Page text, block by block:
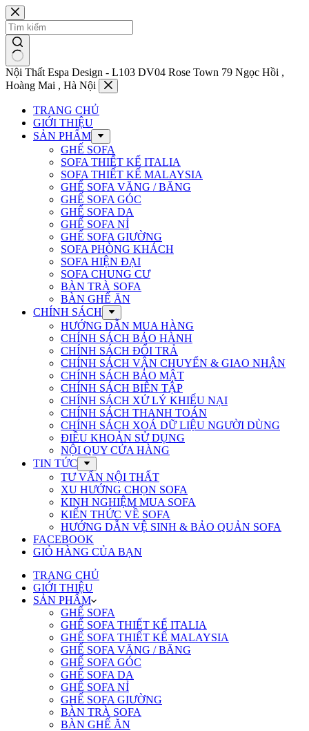
Chuyển
đến
phần
nội
dung
Nội Thất Espa Design - L103 DV04 Rose Town 79 Ngọc Hồi ,
Hoàng Mai , Hà Nội
TRANG CHỦ
GIỚI THIỆU
SẢN PHẨM
GHẾ SOFA
SOFA THIẾT KẾ ITALIA
SOFA THIẾT KẾ MALAYSIA
GHẾ SOFA VĂNG / BĂNG
GHẾ SOFA GÓC
GHẾ SOFA DA
GHẾ SOFA NỈ
GHẾ SOFA GIƯỜNG
SOFA PHÒNG KHÁCH
SOFA HIỆN ĐẠI
SOFA CHUNG CƯ
BÀN TRÀ SOFA
BÀN GHẾ ĂN
CHÍNH SÁCH
HƯỚNG DẪN MUA HÀNG
CHÍNH SÁCH BẢO HÀNH
CHÍNH SÁCH ĐỔI TRẢ
CHÍNH SÁCH VẬN CHUYỂN & GIAO NHẬN
CHÍNH SÁCH BẢO MẬT
CHÍNH SÁCH BIÊN TẬP
CHÍNH SÁCH XỬ LÝ KHIẾU NẠI
CHÍNH SÁCH THANH TOÁN
CHÍNH SÁCH XOÁ DỮ LIỆU NGƯỜI DÙNG
ĐIỀU KHOẢN SỬ DỤNG
NỘI QUY CỬA HÀNG
TIN TỨC
TƯ VẤN NỘI THẤT
XU HƯỚNG CHỌN SOFA
KINH NGHIỆM MUA SOFA
KIẾN THỨC VỀ SOFA
HƯỚNG DẪN VỆ SINH & BẢO QUẢN SOFA
FACEBOOK
GIỎ HÀNG CỦA BẠN
TRANG CHỦ
GIỚI THIỆU
SẢN PHẨM
GHẾ SOFA
GHẾ SOFA THIẾT KẾ ITALIA
GHẾ SOFA THIẾT KẾ MALAYSIA
GHẾ SOFA VĂNG / BĂNG
GHẾ SOFA GÓC
GHẾ SOFA DA
GHẾ SOFA NỈ
GHẾ SOFA GIƯỜNG
BÀN TRÀ SOFA
BÀN GHẾ ĂN